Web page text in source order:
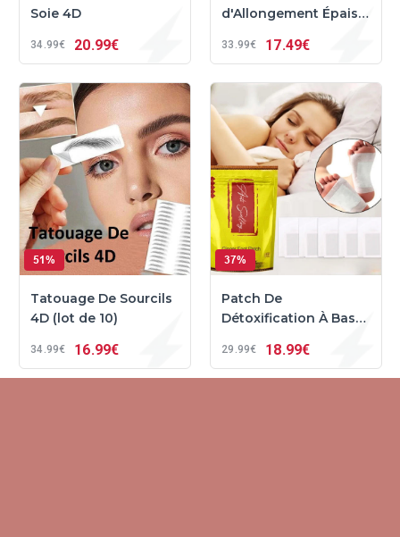
Soie 4D
34 99€ 20 99€
d'Allongement Épais
33 99€ 17 49€
51%
Tatouage De Sourcils
4D (lot de 10)
34 99€ 16 99€
37%
Patch De
Détoxification À Base
10)
29 99€ 18 99€